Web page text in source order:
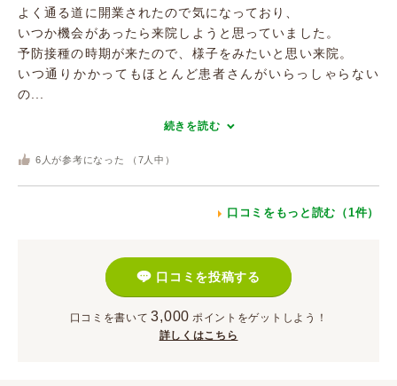
よく通る道に開業されたので気になっており、
いつか機会があったら来院しようと思っていました。
予防接種の時期が来たので、様子をみたいと思い来院。
いつ通りかかってもほとんど患者さんがいらっしゃらない
の...
続きを読む
6 人が参考になった （ 7 人中）
口コミをもっと読む（1件）
口コミを投稿する
口コミを書いて 3,000 ポイント をゲットしよう！
詳しくはこちら